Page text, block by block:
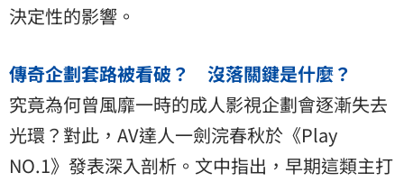
決定性的影響。
傳奇企劃套路被看破？ 沒落關鍵是什麼？
究竟為何曾風靡一時的成人影視企劃會逐漸失去
光環？對此，AV達人一劍浣春秋於《Play
NO.1》發表深入剖析。文中指出，早期這類主打